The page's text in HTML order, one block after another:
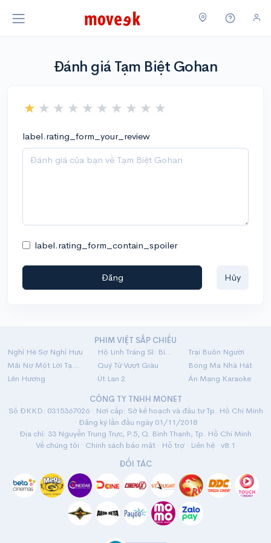
Đánh giá Tạm Biệt Gohan
label.rating_form_your_review
label.rating_form_contain_spoiler
Đăng Hủy
PHIM VIỆT SẮP CHIẾU
Nghỉ Hè Sợ Nghỉ Hưu
Hộ Linh Tráng Sĩ: Bí Ẩn Mộ Vua Đinh
Trại Buôn Người
Mãi Nợ Một Lời Tạm Biệt
Quý Tử Vượt Giàu
Bóng Ma Nhà Hát
Lên Hương
Út Lan 2
Án Mạng Karaoke
CÔNG TY TNHH MONET
Số ĐKKD: 0315367026 · Nơi cấp: Sở kế hoạch và đầu tư Tp. Hồ Chí Minh
· Đăng ký lần đầu ngày 01/11/2018
Địa chỉ: 33 Nguyễn Trung Trực, P.5, Q. Bình Thạnh, Tp. Hồ Chí Minh
Về chúng tôi · Chính sách bảo mật · Hỗ trợ · Liên hệ · v8.1
ĐỐI TÁC